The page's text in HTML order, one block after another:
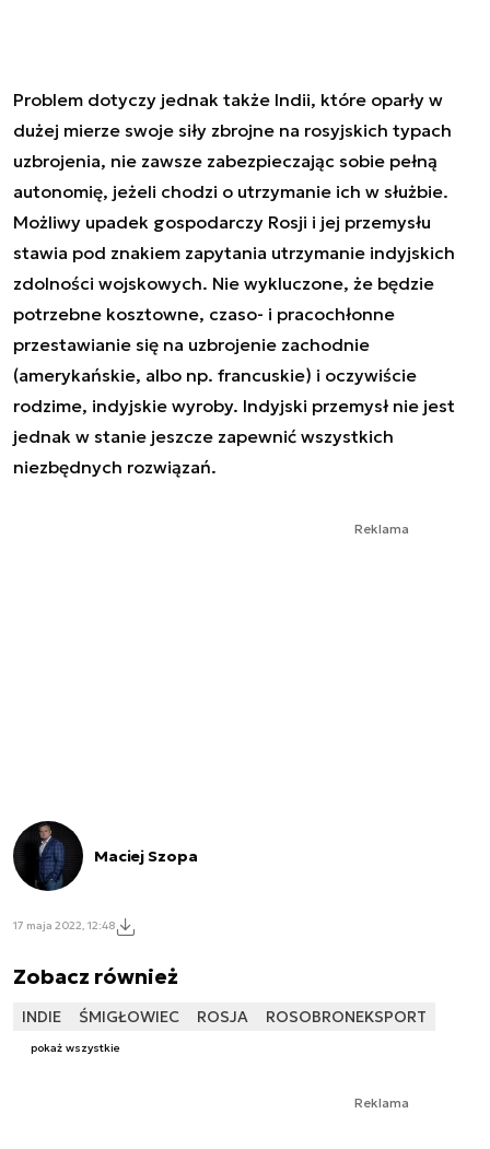
Problem dotyczy jednak także Indii, które oparły w
dużej mierze swoje siły zbrojne na rosyjskich typach
uzbrojenia, nie zawsze zabezpieczając sobie pełną
autonomię, jeżeli chodzi o utrzymanie ich w służbie.
Możliwy upadek gospodarczy Rosji i jej przemysłu
stawia pod znakiem zapytania utrzymanie indyjskich
zdolności wojskowych. Nie wykluczone, że będzie
potrzebne kosztowne, czaso- i pracochłonne
przestawianie się na uzbrojenie zachodnie
(amerykańskie, albo np. francuskie) i oczywiście
rodzime, indyjskie wyroby. Indyjski przemysł nie jest
jednak w stanie jeszcze zapewnić wszystkich
niezbędnych rozwiązań.
Reklama
Maciej Szopa
17 maja 2022, 12:48
Zobacz również
INDIE ŚMIGŁOWIEC ROSJA ROSOBRONEKSPORT
pokaż wszystkie
Reklama